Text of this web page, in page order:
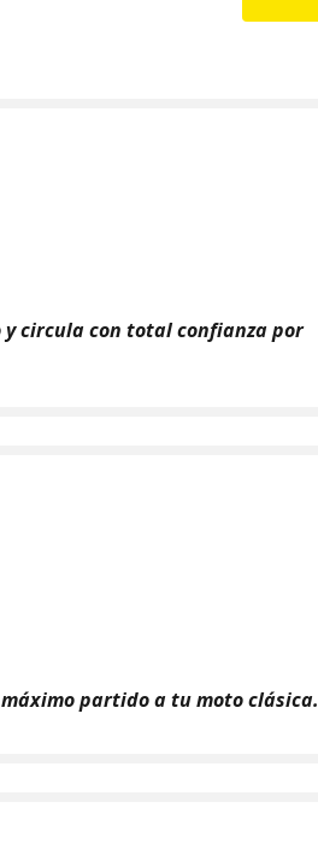
circula con total confianza por
partido a tu moto clásica.